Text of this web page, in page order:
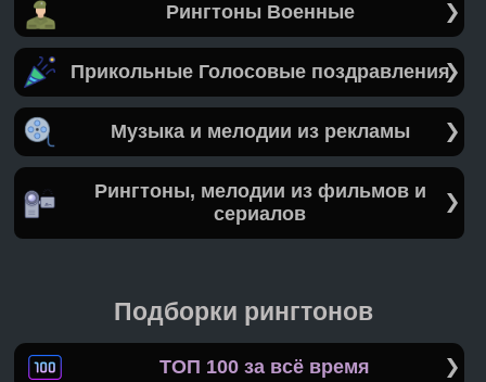
Рингтоны Военные
Прикольные Голосовые поздравления
Музыка и мелодии из рекламы
Рингтоны, мелодии из фильмов и
сериалов
Подборки рингтонов
ТОП 100 за всё время